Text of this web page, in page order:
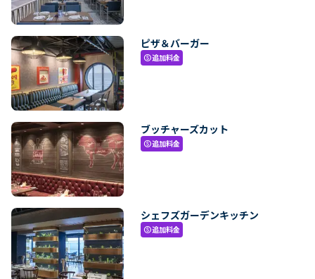
ピザ＆バーガー
paid追加料金
ブッチャーズカット
paid追加料金
シェフズガーデンキッチン
paid追加料金